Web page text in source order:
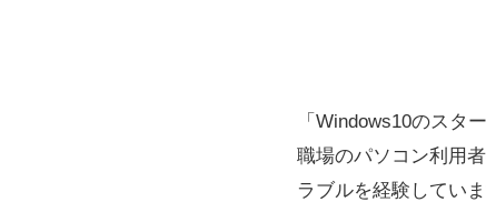
「Windows10のスタ
職場のパソコン利用
ラブルを経験してい